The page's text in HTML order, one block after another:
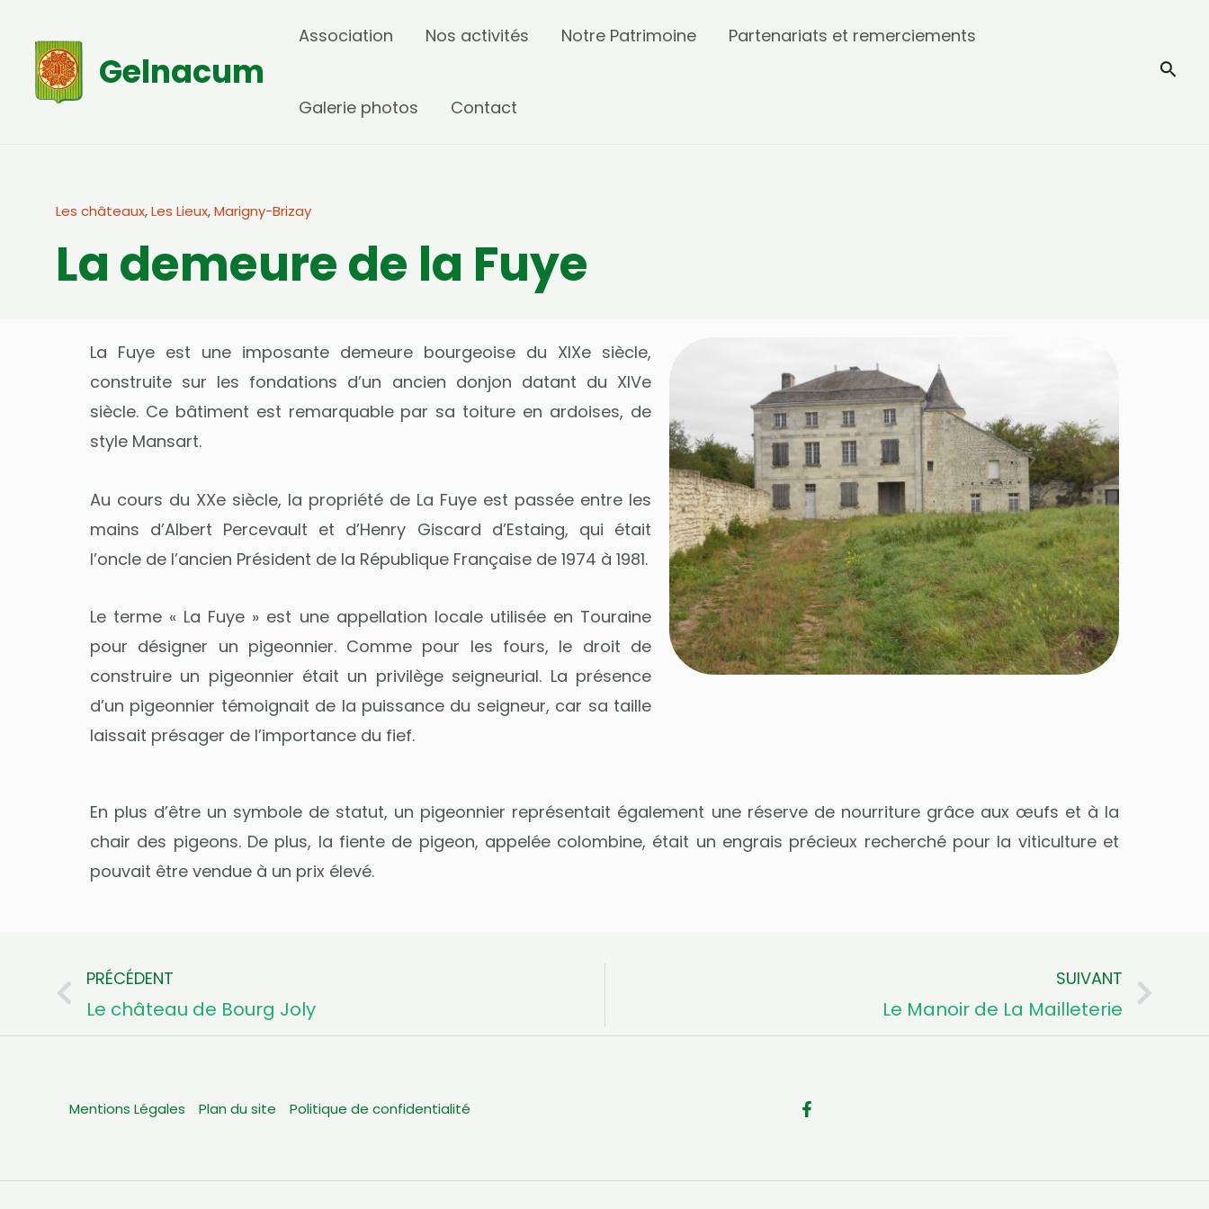
contenu
Gelnacum
Association Nos activités Notre Patrimoine Partenariats et remerciements
Galerie photos Contact
Les châteaux,Les Lieux,Marigny-Brizay
La demeure de la Fuye
La Fuye est une imposante demeure bourgeoise du XIXe siècle,
construite sur les fondations d’un ancien donjon datant du XIVe
siècle. Ce bâtiment est remarquable par sa toiture en ardoises, de
style Mansart.
Au cours du XXe siècle, la propriété de La Fuye est passée entre les
mains d’Albert Percevault et d’Henry Giscard d’Estaing, qui était
l’oncle de l’ancien Président de la République Française de 1974 à 1981.
Le terme « La Fuye » est une appellation locale utilisée en Touraine
pour désigner un pigeonnier. Comme pour les fours, le droit de
construire un pigeonnier était un privilège seigneurial. La présence
d’un pigeonnier témoignait de la puissance du seigneur, car sa taille
laissait présager de l’importance du fief.
En plus d’être un symbole de statut, un pigeonnier représentait également une réserve de nourriture grâce aux œufs et à la
chair des pigeons. De plus, la fiente de pigeon, appelée colombine, était un engrais précieux recherché pour la viticulture et
pouvait être vendue à un prix élevé.
Précédent
PRÉCÉDENT
Le château de Bourg Joly
SUIVANT
Le Manoir de La Mailleterie
Mentions Légales Plan du site Politique de confidentialité